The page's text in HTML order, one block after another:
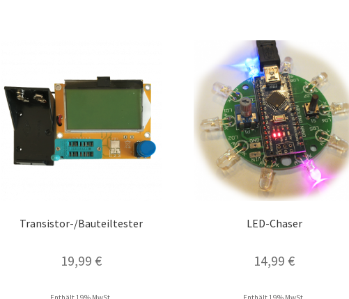
Transistor-/Bauteiltester
19,99 €
LED-Chaser
14,99 €